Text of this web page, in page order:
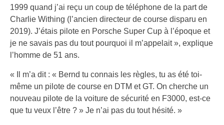
1999 quand j’ai reçu un coup de téléphone de la part de
Charlie Withing (l’ancien directeur de course disparu en
2019). J’étais pilote en Porsche Super Cup à l’époque et
je ne savais pas du tout pourquoi il m’appelait », explique
l’homme de 51 ans.
« Il m’a dit : « Bernd tu connais les règles, tu as été toi-
même un pilote de course en DTM et GT. On cherche un
nouveau pilote de la voiture de sécurité en F3000, est-ce
que tu veux l’être ? » Je n’ai pas du tout hésité. »